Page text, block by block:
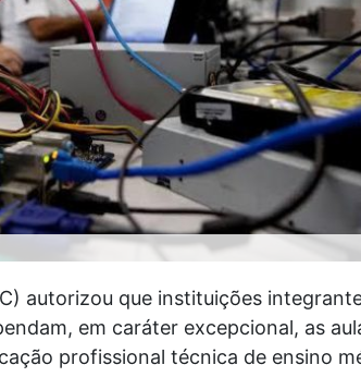
autorizou que instituições
em caráter excepcional, as
profissional técnica de ensino